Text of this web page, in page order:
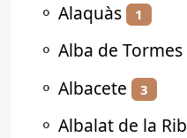
⚬ Alaquàs 1
⚬ Alba de Tormes
⚬ Albacete 3
⚬ Albalat de la